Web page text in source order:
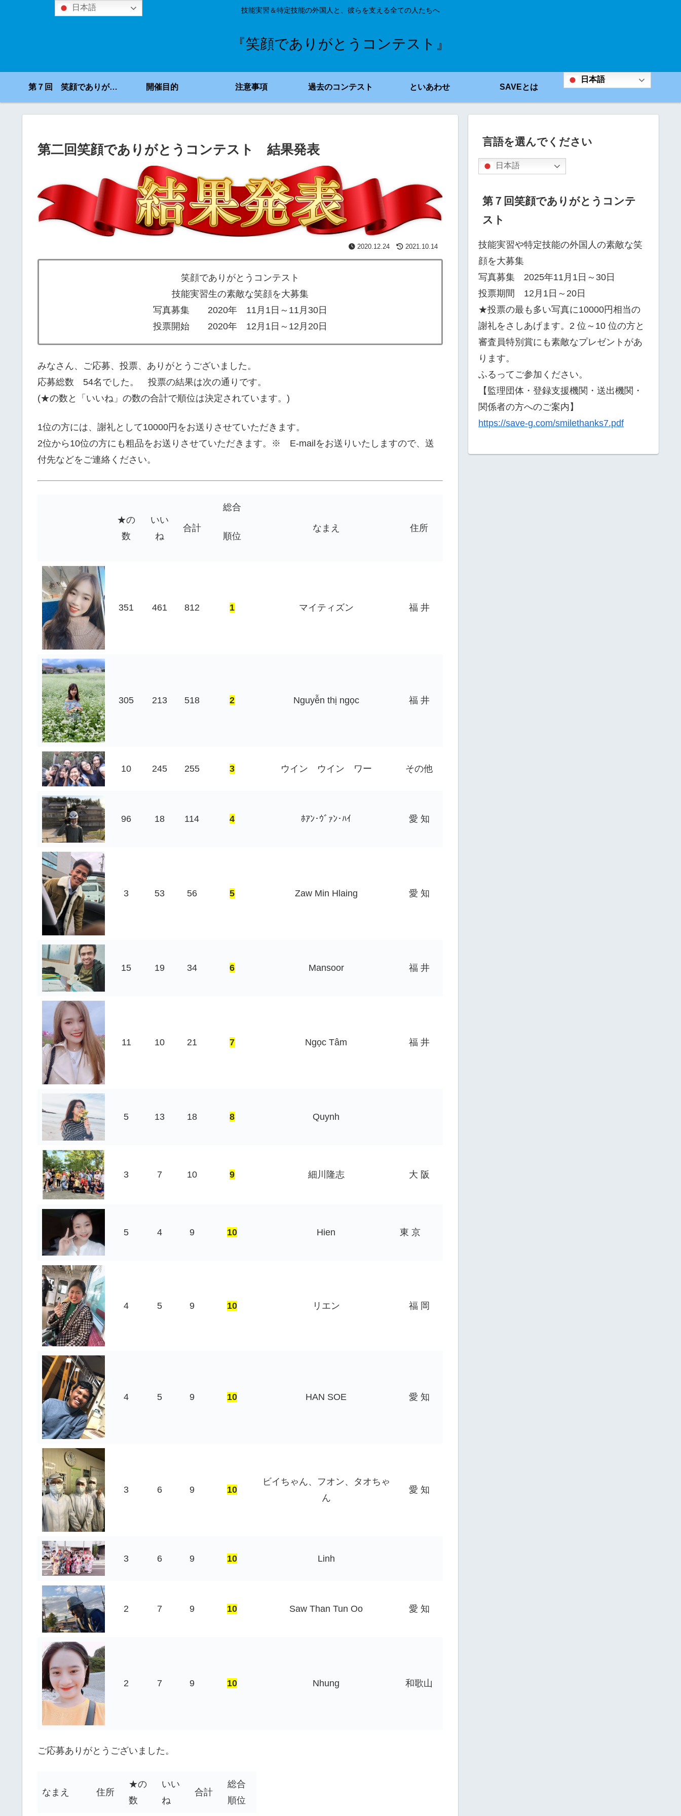
技能実習＆特定技能の外国人と、彼らを支える全ての人たちへ
『笑顔でありがとうコンテスト』
第７回 笑顔でありがとうコンテスト 開催目的 注意事項 過去のコンテスト といあわせ SAVEとは
日本語
第二回笑顔でありがとうコンテスト 結果発表
2020.12.24 2021.10.14
笑顔でありがとうコンテスト
技能実習生の素敵な笑顔を大募集
写真募集 2020年 11月1日～11月30日
投票開始 2020年 12月1日～12月20日
みなさん、ご応募、投票、ありがとうございました。
応募総数 54名でした。 投票の結果は次の通りです。
(★の数と「いいね」の数の合計で順位は決定されています。)
1位の方には、謝礼として10000円をお送りさせていただきます。
2位から10位の方にも粗品をお送りさせていただきます。※ E-mailをお送りいたしますので、送
付先などをご連絡ください。
★の
数
いい
ね
合計
総合
順位
なまえ 住所
351 461 812 1 マイティズン 福 井
305 213 518 2 Nguyễn thị ngọc 福 井
10 245 255 3 ウイン ウイン ワー その他
96 18 114 4 ﾎｱﾝ･ｳﾞｧﾝ･ﾊｲ 愛 知
3 53 56 5 Zaw Min Hlaing 愛 知
15 19 34 6 Mansoor 福 井
11 10 21 7 Ngọc Tâm 福 井
5 13 18 8 Quynh
3 7 10 9 細川隆志 大 阪
5 4 9 10 Hien 東 京
4 5 9 10 リエン 福 岡
4 5 9 10 HAN SOE 愛 知
3 6 9 10
ビイちゃん、フオン、タオちゃ
ん
愛 知
3 6 9 10 Linh
2 7 9 10 Saw Than Tun Oo 愛 知
2 7 9 10 Nhung 和歌山
ご応募ありがとうございました。
なまえ 住所
★の
数
いい
ね
合計
総合
順位
言語を選んでください
日本語
第７回笑顔でありがとうコンテ
スト
技能実習や特定技能の外国人の素敵な笑
顔を大募集
写真募集 2025年11月1日～30日
投票期間 12月1日～20日
★投票の最も多い写真に10000円相当の
謝礼をさしあげます。2 位～10 位の方と
審査員特別賞にも素敵なプレゼントがあ
ります。
ふるってご参加ください。
【監理団体・登録支援機関・送出機関・
関係者の方へのご案内】
https://save-g.com/smilethanks7.pdf
日本語